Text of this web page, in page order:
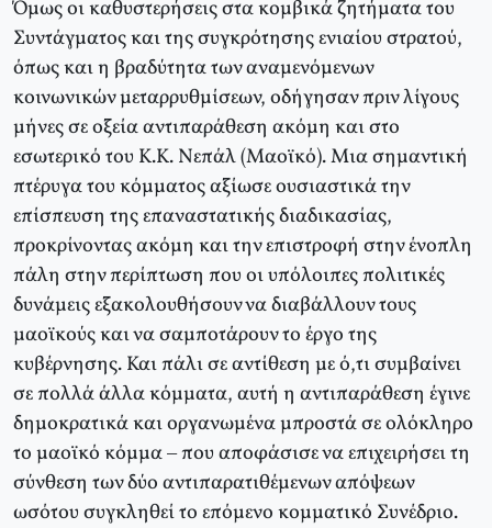
Όμως οι καθυστερήσεις στα κομβικά ζητήματα του
Συντάγματος και της συγκρότησης ενιαίου στρατού,
όπως και η βραδύτητα των αναμενόμενων
κοινωνικών μεταρρυθμίσεων, οδήγησαν πριν λίγους
μήνες σε οξεία αντιπαράθεση ακόμη και στο
εσωτερικό του Κ.Κ. Νεπάλ (Μαοϊκό). Μια σημαντική
πτέρυγα του κόμματος αξίωσε ουσιαστικά την
επίσπευση της επαναστατικής διαδικασίας,
προκρίνοντας ακόμη και την επιστροφή στην ένοπλη
πάλη στην περίπτωση που οι υπόλοιπες πολιτικές
δυνάμεις εξακολουθήσουν να διαβάλλουν τους
μαοϊκούς και να σαμποτάρουν το έργο της
κυβέρνησης. Και πάλι σε αντίθεση με ό,τι συμβαίνει
σε πολλά άλλα κόμματα, αυτή η αντιπαράθεση έγινε
δημοκρατικά και οργανωμένα μπροστά σε ολόκληρο
το μαοϊκό κόμμα – που αποφάσισε να επιχειρήσει τη
σύνθεση των δύο αντιπαρατιθέμενων απόψεων
ωσότου συγκληθεί το επόμενο κομματικό Συνέδριο.